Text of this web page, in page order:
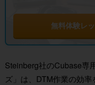
無料体験レ
Steinberg社のCubase専
ズ」は、DTM作業の効